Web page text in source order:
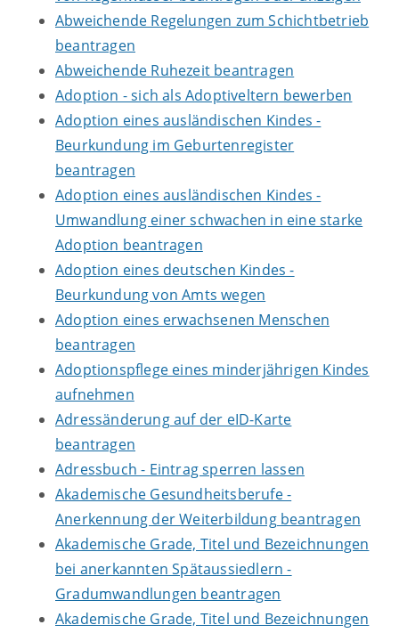
Abweichende Regelungen zum Schichtbetrieb
beantragen
Abweichende Ruhezeit beantragen
Adoption - sich als Adoptiveltern bewerben
Adoption eines ausländischen Kindes -
Beurkundung im Geburtenregister
beantragen
Adoption eines ausländischen Kindes -
Umwandlung einer schwachen in eine starke
Adoption beantragen
Adoption eines deutschen Kindes -
Beurkundung von Amts wegen
Adoption eines erwachsenen Menschen
beantragen
Adoptionspflege eines minderjährigen Kindes
aufnehmen
Adressänderung auf der eID-Karte
beantragen
Adressbuch - Eintrag sperren lassen
Akademische Gesundheitsberufe -
Anerkennung der Weiterbildung beantragen
Akademische Grade, Titel und Bezeichnungen
bei anerkannten Spätaussiedlern -
Gradumwandlungen beantragen
Akademische Grade, Titel und Bezeichnungen